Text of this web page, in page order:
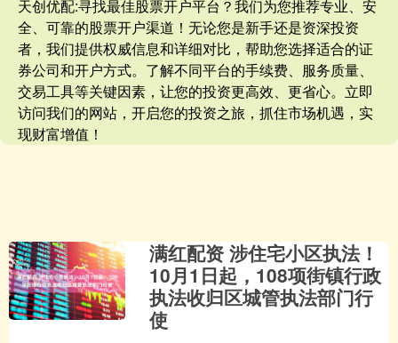
天创优配:寻找最佳股票开户平台？我们为您推荐专业、安
全、可靠的股票开户渠道！无论您是新手还是资深投资
者，我们提供权威信息和详细对比，帮助您选择适合的证
券公司和开户方式。了解不同平台的手续费、服务质量、
交易工具等关键因素，让您的投资更高效、更省心。立即
访问我们的网站，开启您的投资之旅，抓住市场机遇，实
现财富增值！
满红配资 涉住宅小区执法！
10月1日起，108项街镇行政
执法收归区城管执法部门行
使